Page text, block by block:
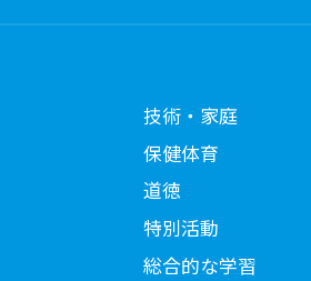
技術・家庭
保健体育
道徳
特別活動
総合的な学習